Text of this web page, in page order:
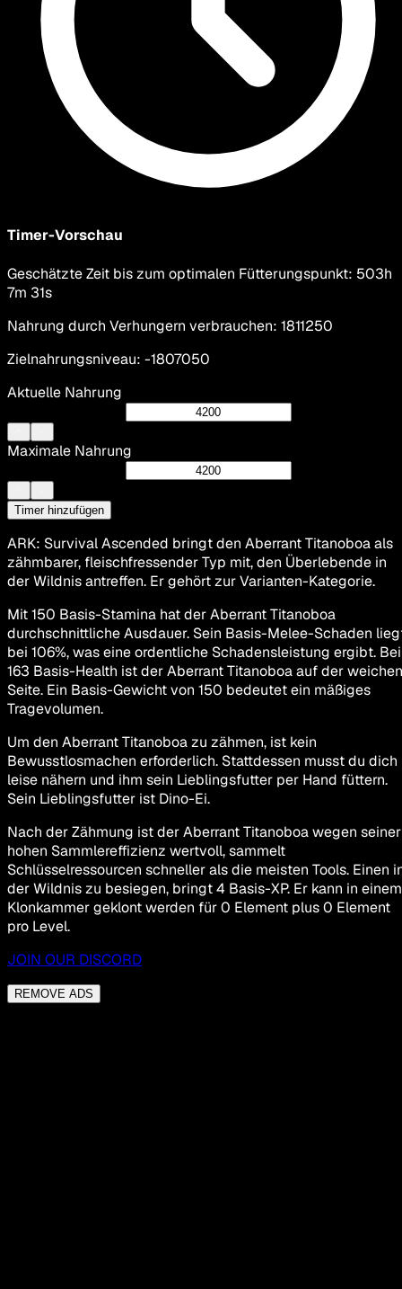
Timer-Vorschau
Geschätzte Zeit bis zum optimalen Fütterungspunkt: 503h
7m 31s
Nahrung durch Verhungern verbrauchen: 1811250
Zielnahrungsniveau: -1807050
Aktuelle Nahrung
Maximale Nahrung
Timer hinzufügen
ARK: Survival Ascended bringt den Aberrant Titanoboa als
zähmbarer, fleischfressender Typ mit, den Überlebende in
der Wildnis antreffen. Er gehört zur Varianten-Kategorie.
Mit 150 Basis-Stamina hat der Aberrant Titanoboa
durchschnittliche Ausdauer. Sein Basis-Melee-Schaden
bei 106%, was eine ordentliche Schadensleistung ergibt. Bei
163 Basis-Health ist der Aberrant Titanoboa auf der weichen
Seite. Ein Basis-Gewicht von 150 bedeutet ein mäßiges
Tragevolumen.
Um den Aberrant Titanoboa zu zähmen, ist kein
Bewusstlosmachen erforderlich. Stattdessen musst du dich
leise nähern und ihm sein Lieblingsfutter per Hand füttern.
Sein Lieblingsfutter ist Dino-Ei.
Nach der Zähmung ist der Aberrant Titanoboa wegen seiner
hohen Sammlereffizienz wertvoll, sammelt
Schlüsselressourcen schneller als die meisten Tools. Einen
der Wildnis zu besiegen, bringt 4 Basis-XP. Er kann in einem
Klonkammer geklont werden für 0 Element plus 0 Element
pro Level.
JOIN OUR DISCORD
REMOVE ADS